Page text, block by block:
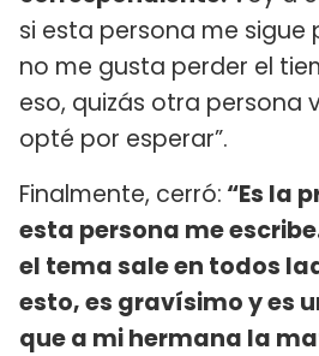
si esta persona me sigue
no me gusta perder el
eso, quizás otra persona
opté por esperar”.
Finalmente, cerró: “Es la
esta persona me
el tema sale en todos
esto, es gravísimo y es
que a mi hermana la